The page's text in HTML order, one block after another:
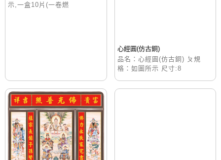
示,一盒10片(一卷燃
心經圓(仿古銅)
品名：心經圓(仿古銅) ㄆ規
格：如圖所示 尺寸:8